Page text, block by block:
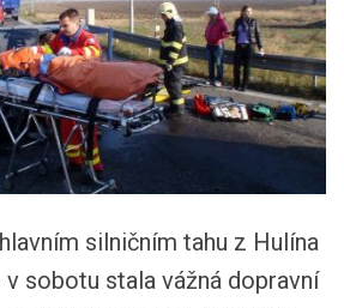
silničním tahu z Hulína
sobotu stala vážná dopravní